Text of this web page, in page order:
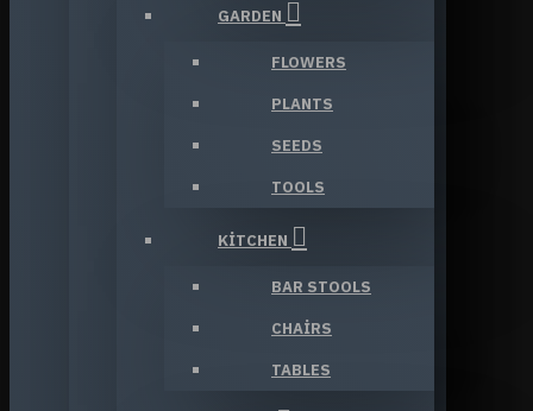
GARDEN
FLOWERS
PLANTS
SEEDS
TOOLS
KITCHEN
BAR STOOLS
CHAIRS
TABLES